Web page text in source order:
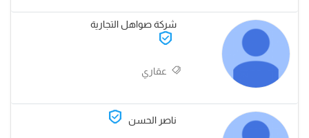
شركة صواهل التجارية
عقاري
ناصر الحسن